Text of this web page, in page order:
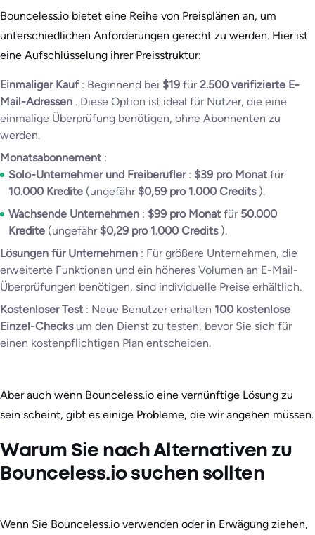
Bounceless.io bietet eine Reihe von Preisplänen an, um
unterschiedlichen Anforderungen gerecht zu werden. Hier ist
eine Aufschlüsselung ihrer Preisstruktur:
Einmaliger Kauf : Beginnend bei $19 für2.500 verifizierte E-
Mail-Adressen . Diese Option ist ideal für Nutzer, die eine
einmalige Überprüfung benötigen, ohne Abonnenten zu
werden.
Monatsabonnement :
Solo-Unternehmer und Freiberufler : $39 pro Monat für
10.000 Kredite (ungefähr $0,59 pro 1.000 Credits ).
Wachsende Unternehmen : $99 pro Monat für 50.000
Kredite (ungefähr $0,29 pro 1.000 Credits ).
Lösungen für Unternehmen : Für größere Unternehmen, die
erweiterte Funktionen und ein höheres Volumen an E-Mail-
Überprüfungen benötigen, sind individuelle Preise erhältlich.
Kostenloser Test : Neue Benutzer erhalten 100 kostenlose
Einzel­-Checks um den Dienst zu testen, bevor Sie sich für
einen kostenpflichtigen Plan entscheiden.
Aber auch wenn Bounceless.io eine vernünftige Lösung zu
sein scheint, gibt es einige Probleme, die wir angehen müssen.
Warum Sie nach Alternativen zu
Bounceless.io suchen sollten
Wenn Sie Bounceless.io verwenden oder in Erwägung ziehen,